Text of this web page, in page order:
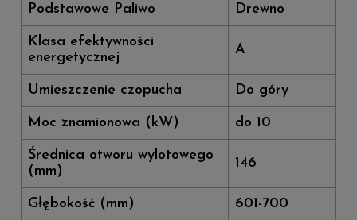
Podstawowe Paliwo Drewno
Klasa efektywności
energetycznej
A
Umieszczenie czopucha Do góry
Moc znamionowa (kW) do 10
Średnica otworu wylotowego
(mm)
146
Głębokość (mm) 601-700